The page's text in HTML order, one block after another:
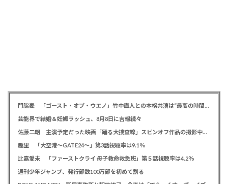
門脇麦 「ゴースト・オブ・ウエノ」竹中直人との本格共演は“最高の時間”「台本よりたくさんしゃべってた」
芸能界で結婚＆妊娠ラッシュ、8月8日に吉報続々
佐藤二朗 主演予定だった映画「踊る大捜査線」スピンオフ作品の撮影中止が正式に決定か
趣里 「大空港～GATE24～」第3話視聴率は9.1％
比嘉愛未 「ファーストクライ 母子救命救急班」第５話視聴率は4.2％
週刊少年ジャンプ、発行部数100万部を初めて割る